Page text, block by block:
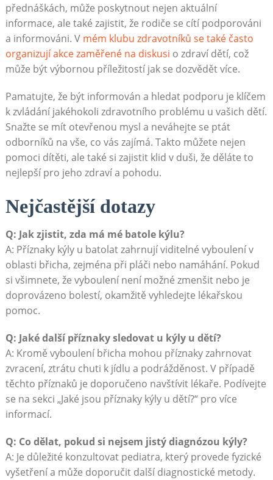
přednáškách, může poskytnout nejen aktuální
informace, ale také zajistit, že rodiče se cítí podporováni
a informováni. V mém klubu zdravotníků se také často
organizují akce zaměřené na diskusi o zdraví dětí, což
může být výbornou příležitostí jak se dozvědět více.
Pamatujte, že být informován a hledat podporu je klíčem
k zvládání jakéhokoli zdravotního problému u vašich dětí.
Snažte se mít otevřenou mysl a neváhejte se ptát
odborníků na vše, co vás zajímá. Takto můžete nejen
pomoci dítěti, ale také si zajistit klid v duši, že děláte to
nejlepší pro jeho zdraví a pohodu.
Nejčastější dotazy
Q: Jak zjistit, zda má mé batole kýlu?
A: Příznaky kýly u batolat zahrnují viditelné vyboulení v
oblasti břicha, zejména při pláči nebo namáhání. Pokud
si všimnete, že vyboulení není možné zmenšit nebo je
doprovázeno bolestí, okamžitě vyhledejte lékařskou
pomoc.
Q: Jaké další příznaky sledovat u kýly u dětí?
A: Kromě vyboulení břicha mohou příznaky zahrnovat
zvracení, ztrátu chuti k jídlu a podrážděnost. V případě
těchto příznaků je doporučeno navštívit lékaře. Podívejte
se na sekci „Jaké jsou příznaky kýly u dětí?“ pro více
informací.
Q: Co dělat, pokud si nejsem jistý diagnózou kýly?
A: Je důležité konzultovat pediatra, který provede fyzické
vyšetření a může doporučit další diagnostické metody.